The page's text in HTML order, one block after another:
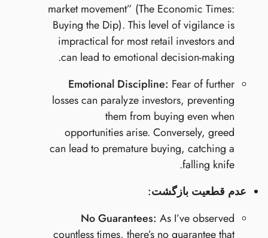
market movement” (The Economic Times:
Buying the Dip). This level of vigilance is
impractical for most retail investors and
can lead to emotional decision-making.
Emotional Discipline: Fear of further
losses can paralyze investors, preventing
them from buying even when
opportunities arise. Conversely, greed
can lead to premature buying, catching a
falling knife.
عدم قطعیت بازگشت:
No Guarantees: As I’ve observed
countless times, there’s no guarantee that